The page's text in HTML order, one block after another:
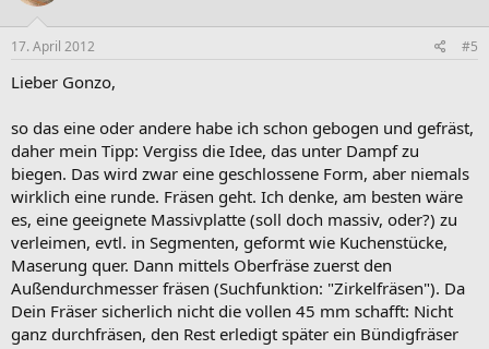
17. April 2012 #5
Lieber Gonzo,
so das eine oder andere habe ich schon gebogen und gefräst,
daher mein Tipp: Vergiss die Idee, das unter Dampf zu
biegen. Das wird zwar eine geschlossene Form, aber niemals
wirklich eine runde. Fräsen geht. Ich denke, am besten wäre
es, eine geeignete Massivplatte (soll doch massiv, oder?) zu
verleimen, evtl. in Segmenten, geformt wie Kuchenstücke,
Maserung quer. Dann mittels Oberfräse zuerst den
Außendurchmesser fräsen (Suchfunktion: "Zirkelfräsen"). Da
Dein Fräser sicherlich nicht die vollen 45 mm schafft: Nicht
ganz durchfräsen, den Rest erledigt später ein Bündigfräser